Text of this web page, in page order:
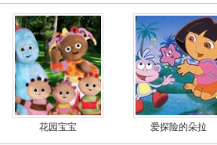
花园宝宝 爱探险的朵拉